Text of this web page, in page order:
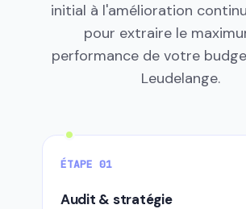
initial à l'amélioration
pour extraire le
performance de votre
Leudelange.
ÉTAPE 01
Audit & stratégie